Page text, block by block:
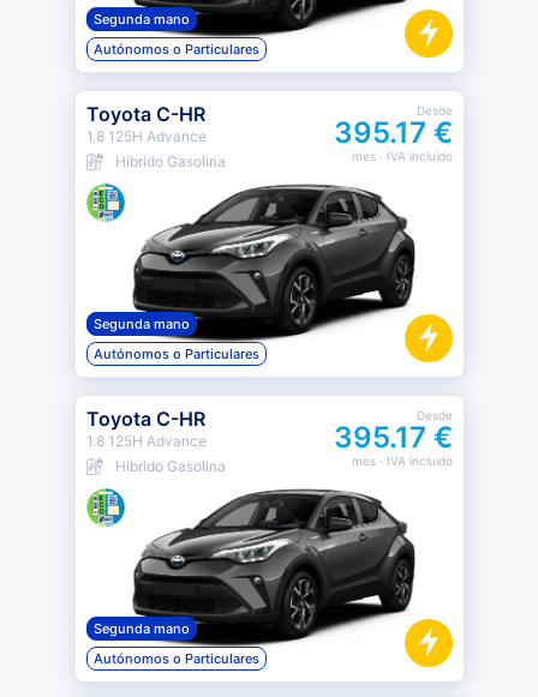
Segunda mano
Autónomos o Particulares
Toyota C-HR
1.8 125H Advance
Híbrido Gasolina
Desde
395.17 €
mes· IVA incluido
Segunda mano
Autónomos o Particulares
Toyota C-HR
1.8 125H Advance
Híbrido Gasolina
Desde
395.17 €
mes· IVA incluido
Segunda mano
Autónomos o Particulares